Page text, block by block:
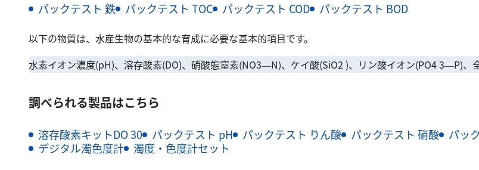
パックテスト 鉄 パックテスト TOC パックテスト COD パックテスト BOD
以下の物質は、水産生物の基本的な育成に必要な基本的項目です。
水素イオン濃度(pH)、溶存酸素(DO)、硝酸態窒素(NO3—N)、ケイ酸(SiO2 )、リン酸イオン(PO4 3—P)、
調べられる製品はこちら
溶存酸素キットDO 30 パックテスト pH パックテスト りん酸 パックテスト 硝酸 パッ
デジタル濁色度計
濁度・色度計セット